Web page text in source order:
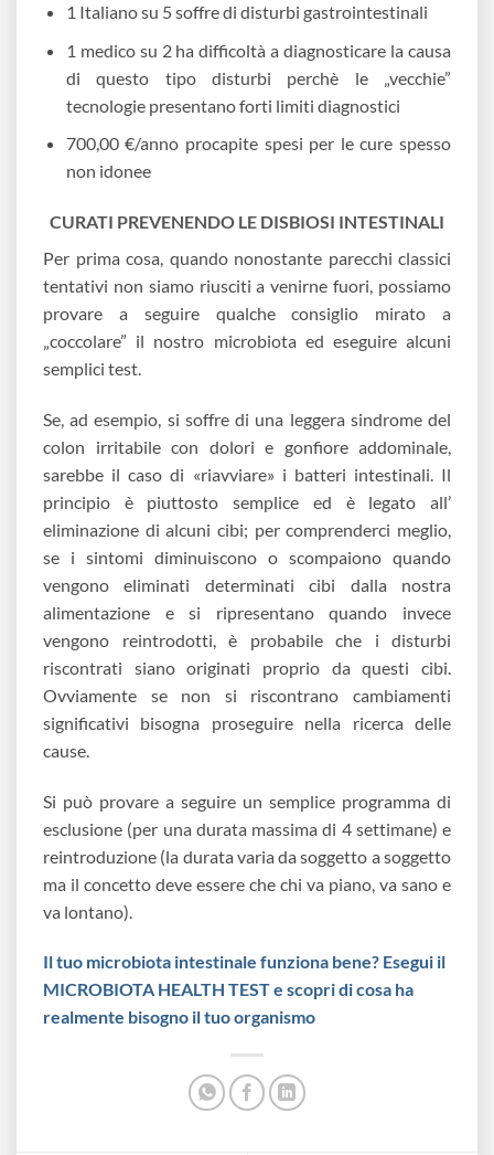
1 Italiano su 5 soffre di disturbi gastrointestinali
1 medico su 2 ha difficoltà a diagnosticare la causa
di questo tipo disturbi perchè le „vecchie”
tecnologie presentano forti limiti diagnostici
700,00 €/anno procapite spesi per le cure spesso
non idonee
CURATI PREVENENDO LE DISBIOSI INTESTINALI
Per prima cosa, quando nonostante parecchi classici
tentativi non siamo riusciti a venirne fuori, possiamo
provare a seguire qualche consiglio mirato a
„coccolare” il nostro microbiota ed eseguire alcuni
semplici test.
Se, ad esempio, si soffre di una leggera sindrome del
colon irritabile con dolori e gonfiore addominale,
sarebbe il caso di «riavviare» i batteri intestinali. Il
principio è piuttosto semplice ed è legato all’
eliminazione di alcuni cibi; per comprenderci meglio,
se i sintomi diminuiscono o scompaiono quando
vengono eliminati determinati cibi dalla nostra
alimentazione e si ripresentano quando invece
vengono reintrodotti, è probabile che i disturbi
riscontrati siano originati proprio da questi cibi.
Ovviamente se non si riscontrano cambiamenti
significativi bisogna proseguire nella ricerca delle
cause.
Si può provare a seguire un semplice programma di
esclusione (per una durata massima di 4 settimane) e
reintroduzione (la durata varia da soggetto a soggetto
ma il concetto deve essere che chi va piano, va sano e
va lontano).
Il tuo microbiota intestinale funziona bene? Esegui il
MICROBIOTA HEALTH TEST e scopri di cosa ha
realmente bisogno il tuo organismo